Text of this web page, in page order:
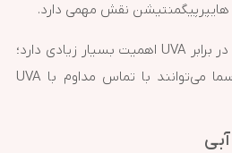
نقش مهمی دارد.
برای پوست لک‌دار، محافظت در برابر UVA اهمیت بسیار زیادی دارد؛
چون لک‌های قهوه‌ای و ملاسما می‌توانند با تماس مداوم با UVA